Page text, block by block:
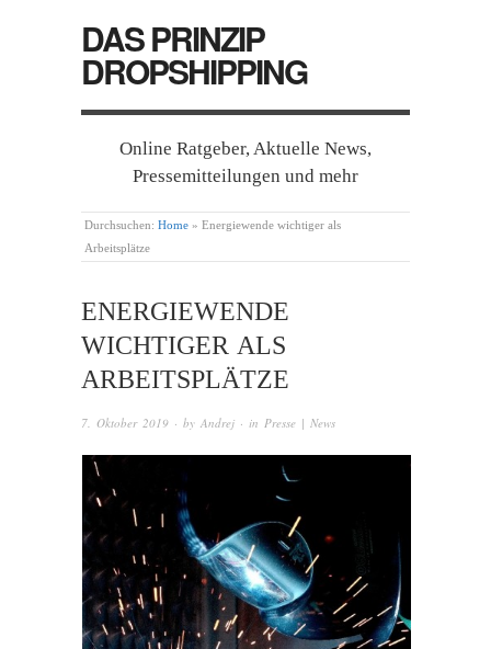
DAS PRINZIP
DROPSHIPPING
Online Ratgeber, Aktuelle News,
Pressemitteilungen und mehr
Durchsuchen: Home » Energiewende wichtiger als
Arbeitsplätze
ENERGIEWENDE
WICHTIGER ALS
ARBEITSPLÄTZE
7. Oktober 2019 · by Andrej · in Presse | News